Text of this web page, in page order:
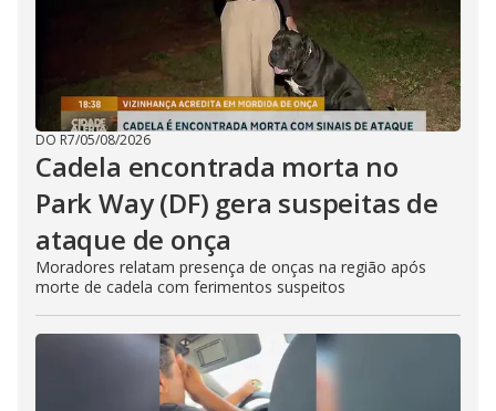
DO R7/05/08/2026
Cadela encontrada morta no
Park Way (DF) gera suspeitas de
ataque de onça
Moradores relatam presença de onças na região após
morte de cadela com ferimentos suspeitos